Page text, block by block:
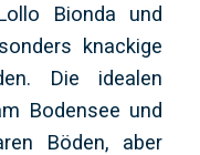
Bionda und
knackige
Die idealen
Bodensee und
Böden, aber